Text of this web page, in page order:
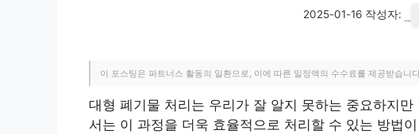
2025-01-16 작성자:
이 포스팅은 파트너스 활동의 일환으로, 이에 따른 일정액의 수수료를 제공받습니
대형 폐기물 처리는 우리가 잘 알지 못하는 중요하지
서는 이 과정을 더욱 효율적으로 처리할 수 있는 방법